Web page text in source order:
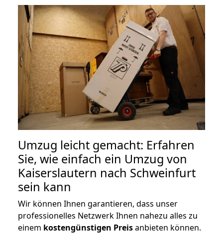
Umzug leicht gemacht: Erfahren
Sie, wie einfach ein Umzug von
Kaiserslautern nach Schweinfurt
sein kann
Wir können Ihnen garantieren, dass unser
professionelles Netzwerk Ihnen nahezu alles zu
einem kostengünstigen Preisanbieten können.